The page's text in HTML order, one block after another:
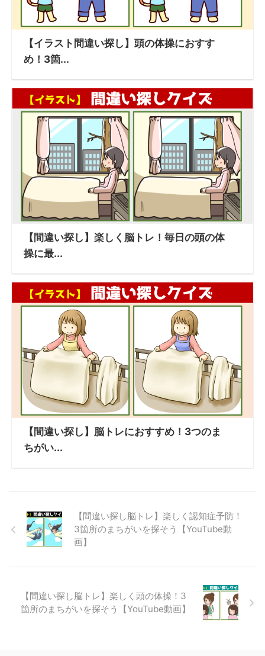
【イラスト間違い探し】頭の体操におすす
め！3箇...
【間違い探し】楽しく脳トレ！毎日の頭の体
操に最...
【間違い探し】脳トレにおすすめ！3つのま
ちがい...
【間違い探し脳トレ】楽しく認知症予防！
3箇所のまちがいを探そう【YouTube動
画】
【間違い探し脳トレ】楽しく頭の体操！3
箇所のまちがいを探そう【YouTube動画】